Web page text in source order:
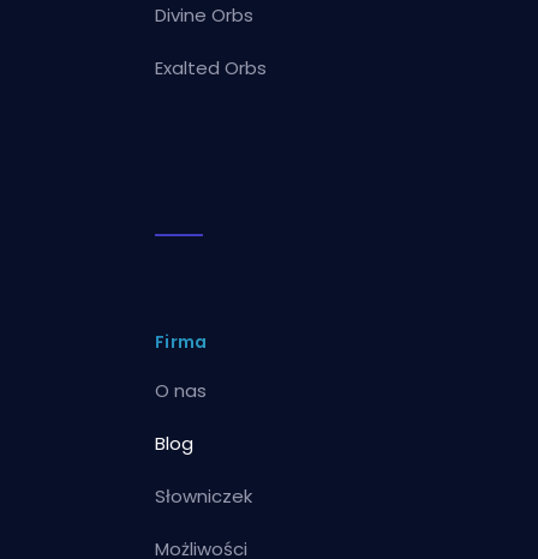
Divine Orbs
Exalted Orbs
Firma
O nas
Blog
Słowniczek
Możliwości